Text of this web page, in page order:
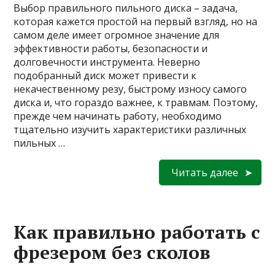
Выбор правильного пильного диска – задача,
которая кажется простой на первый взгляд, но на
самом деле имеет огромное значение для
эффективности работы, безопасности и
долговечности инструмента. Неверно
подобранный диск может привести к
некачественному резу, быстрому износу самого
диска и, что гораздо важнее, к травмам. Поэтому,
прежде чем начинать работу, необходимо
тщательно изучить характеристики различных
пильных …
Читать далее
Как правильно работать с
фрезером без сколов